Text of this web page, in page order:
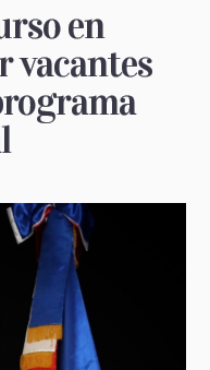
en
vacantes